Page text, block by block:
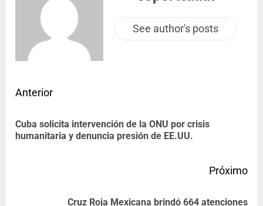
See author's posts
Anterior
Cuba solicita intervención de la ONU por crisis
humanitaria y denuncia presión de EE.UU.
Próximo
Cruz Roja Mexicana brindó 664 atenciones